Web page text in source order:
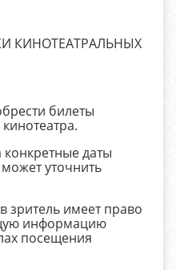
КИНОТЕАТРАЛЬНЫХ
билеты
даты
уточнить
зритель имеет право
информацию
посещения